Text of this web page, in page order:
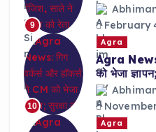
9
February
10
Agra
Agra News:
को भेजा
Agra